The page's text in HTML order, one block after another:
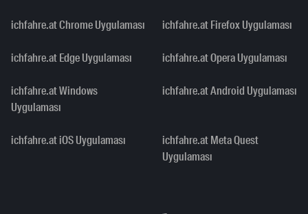
ichfahre.at Chrome Uygulaması ichfahre.at Firefox Uygulaması
ichfahre.at Edge Uygulaması ichfahre.at Opera Uygulaması
ichfahre.at Windows
Uygulaması
ichfahre.at Android Uygulaması
ichfahre.at iOS Uygulaması
ichfahre.at Meta Quest
Uygulaması